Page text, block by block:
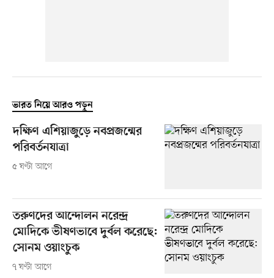
ভারত নিয়ে আরও পড়ুন
দক্ষিণ এশিয়াজুড়ে নবপ্রজন্মের
পরিবর্তনযাত্রা
৫ ঘণ্টা আগে
তরুণদের আন্দোলন নরেন্দ্র
মোদিকে ভীষণভাবে দুর্বল করেছে:
সোনম ওয়াংচুক
৭ ঘণ্টা আগে